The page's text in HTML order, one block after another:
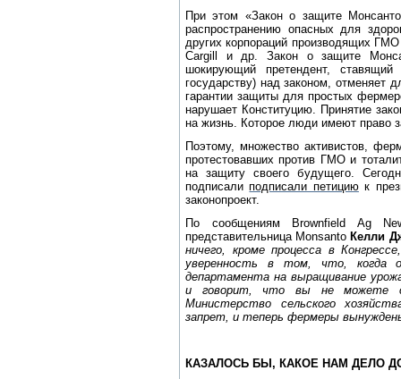
При этом «Закон о защите
распространению опасных для
других корпораций производящих
Cargill и др. Закон о защите
шокирующий претендент,
государству) над законом, отменяет
гарантии защиты для простых
нарушает Конституцию. Принятие
на жизнь. Которое люди имеют право
Поэтому, множество активистов,
протестовавших против ГМО и
на защиту своего будущего.
подписалиподписали петициюк
законопроект.
По сообщениям Brownfield Ag
представительница Monsanto Келли
ничего, кроме процесса в
уверенность в том, что, когда
департамента на выращивание
и говорит, что вы не можете
Министерство сельского
запрет, и теперь фермеры
КАЗАЛОСЬ БЫ, КАКОЕ НАМ ДЕЛО